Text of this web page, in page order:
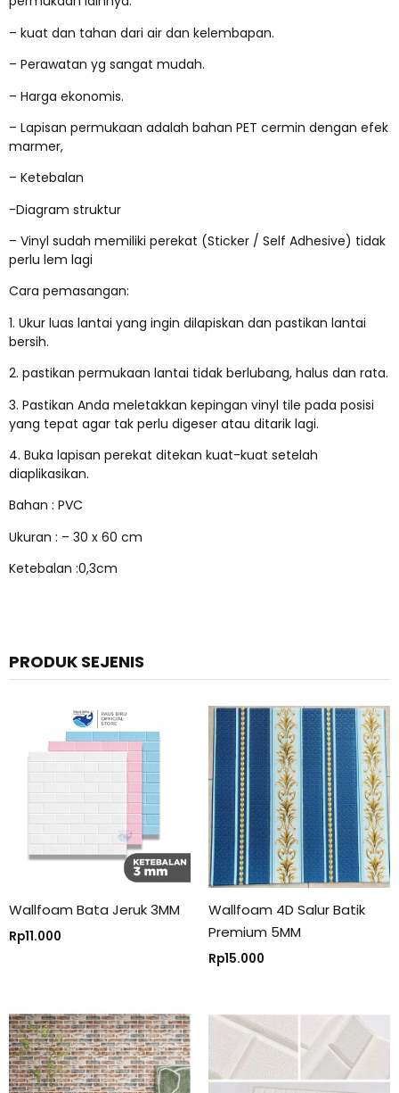
– kuat dan tahan dari air dan kelembapan.
– Perawatan yg sangat mudah.
– Harga ekonomis.
– Lapisan permukaan adalah bahan PET cermin dengan efek
marmer,
– Ketebalan
-Diagram struktur
– Vinyl sudah memiliki perekat (Sticker / Self Adhesive) tidak
perlu lem lagi
Cara pemasangan:
1. Ukur luas lantai yang ingin dilapiskan dan pastikan lantai
bersih.
2. pastikan permukaan lantai tidak berlubang, halus dan rata.
3. Pastikan Anda meletakkan kepingan vinyl tile pada posisi
yang tepat agar tak perlu digeser atau ditarik lagi.
4. Buka lapisan perekat ditekan kuat-kuat setelah
diaplikasikan.
Bahan : PVC
Ukuran : – 30 x 60 cm
Ketebalan :0,3cm
PRODUK SEJENIS
Wallfoam Bata Jeruk 3MM
Rp11.000
Wallfoam 4D Salur Batik
Premium 5MM
Rp15.000